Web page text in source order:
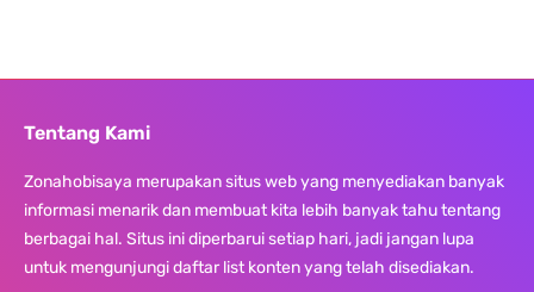
Tentang Kami
Zonahobisaya merupakan situs web yang menyediakan banyak
informasi menarik dan membuat kita lebih banyak tahu tentang
berbagai hal. Situs ini diperbarui setiap hari, jadi jangan lupa
untuk mengunjungi daftar list konten yang telah disediakan.